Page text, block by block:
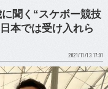
聞く“スケボー競技
本では受け入れら
2021/11/13 17:01